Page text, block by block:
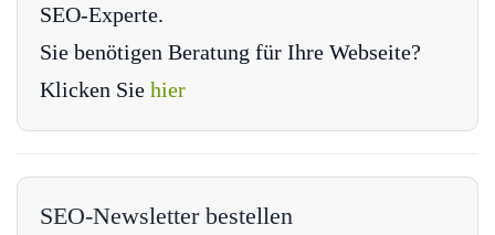
SEO-Experte.
Sie benötigen Beratung für Ihre Webseite?
Klicken Sie hier
SEO-Newsletter bestellen